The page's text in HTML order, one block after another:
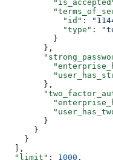
            "id"
:
            "type"
:
          }
        },
        },
        }
      }
    }
  ],
  "limit"
: 1000 ,